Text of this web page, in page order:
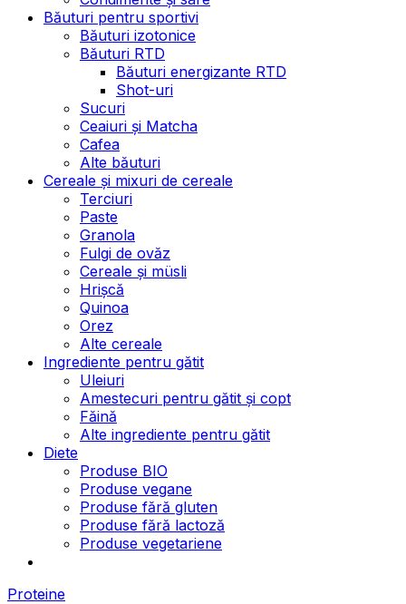
Băuturi pentru sportivi
Băuturi izotonice
Băuturi RTD
Băuturi energizante RTD
Shot-uri
Sucuri
Ceaiuri și Matcha
Cafea
Alte băuturi
Cereale și mixuri de cereale
Terciuri
Paste
Granola
Fulgi de ovăz
Cereale și müsli
Hrișcă
Quinoa
Orez
Alte cereale
Ingrediente pentru gătit
Uleiuri
Amestecuri pentru gătit și copt
Făină
Alte ingrediente pentru gătit
Diete
Produse BIO
Produse vegane
Produse fără gluten
Produse fără lactoză
Produse vegetariene
Proteine